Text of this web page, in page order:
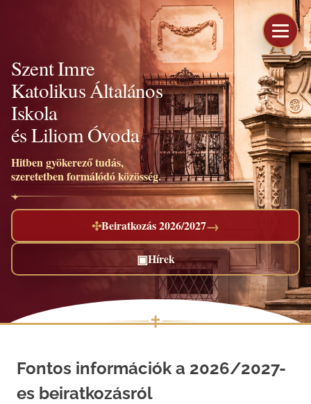
Szent Imre
Katolikus Általános
Iskola
és Liliom Óvoda
Hitben gyökerező tudás,
szeretetben formálódó közösség.
✣Beiratkozás 2026/2027→
▣Hírek
✝
contentFontos információk a 2026/2027-
es beiratkozásról